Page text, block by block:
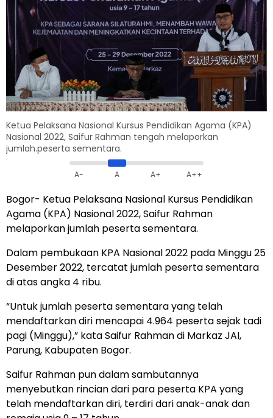
Ketua Pelaksana Nasional Kursus Pendidikan Agama (KPA)
Nasional 2022, Saifur Rahman tengah melaporkan
jumlah.peserta sementara.
A- A A+ A++
Bogor- Ketua Pelaksana Nasional Kursus Pendidikan
Agama (KPA) Nasional 2022, Saifur Rahman
melaporkan jumlah peserta sementara.
Dalam pembukaan KPA Nasional 2022 pada Minggu 25
Desember 2022, tercatat jumlah peserta sementara
di atas angka 4 ribu.
“Untuk jumlah peserta sementara yang telah
mendaftarkan diri mencapai 4.964 peserta sejak tadi
pagi (Minggu),” kata Saifur Rahman di Markaz JAI,
Parung, Kabupaten Bogor.
Saifur Rahman pun dalam sambutannya
menyebutkan rincian dari para peserta KPA yang
telah mendaftarkan diri, terdiri dari anak-anak dan